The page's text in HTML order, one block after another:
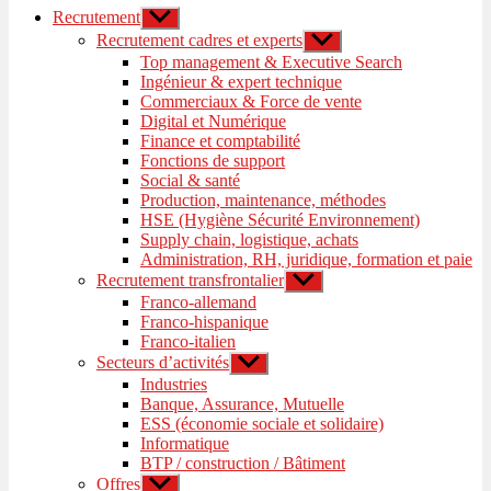
Recrutement Afficher
le
sous-
menu
Recrutement cadres et experts Afficher
le
sous-
menu
Top management & Executive Search
Ingénieur & expert technique
Commerciaux & Force de vente
Digital et Numérique
Finance et comptabilité
Fonctions de support
Social & santé
Production, maintenance, méthodes
HSE (Hygiène Sécurité Environnement)
Supply chain, logistique, achats
Administration, RH, juridique, formation et paie
Recrutement transfrontalier Afficher
le
Franco-allemand
Franco-hispanique
Franco-italien
Secteurs d’activités Afficher
le
menu
Industries
Banque, Assurance, Mutuelle
ESS (économie sociale et solidaire)
Informatique
BTP / construction / Bâtiment
Offres Afficher